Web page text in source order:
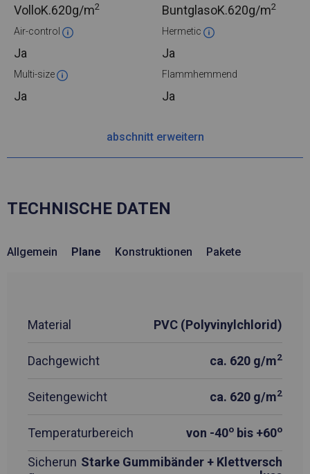
VolloK.620g/m2 BuntglasoK.620g/m2
Air-control
Ja
Hermetic
Ja
Multi-size
Ja
Flammhemmend
Ja
abschnitt erweitern
TECHNISCHE DATEN
Allgemein Plane Konstruktionen Pakete
Material PVC (Polyvinylchlorid)
Dachgewicht ca. 620 g/m2
Seitengewicht ca. 620 g/m2
Temperaturbereich von -40o bis +60o
Sicherun Starke Gummibänder + Klettversch